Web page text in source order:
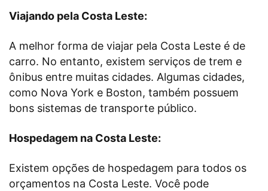
Viajando pela Costa Leste:
A melhor forma de viajar pela Costa Leste é de
carro. No entanto, existem serviços de trem e
ônibus entre muitas cidades. Algumas cidades,
como Nova York e Boston, também possuem
bons sistemas de transporte público.
Hospedagem na Costa Leste:
Existem opções de hospedagem para todos os
orçamentos na Costa Leste. Você pode